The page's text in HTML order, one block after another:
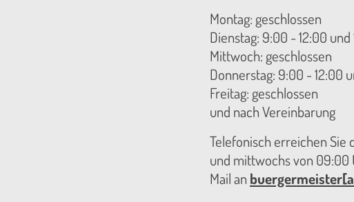
Montag: geschlossen
Dienstag: 9:00 - 12:00
Mittwoch: geschlossen
Donnerstag: 9:00 - 12:00
Freitag: geschlossen
und nach Vereinbarung
Telefonisch erreichen Sie
und mittwochs von 09:00
Mail an